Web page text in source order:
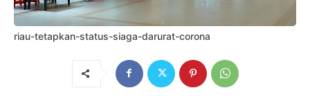
riau-tetapkan-status-siaga-darurat-corona